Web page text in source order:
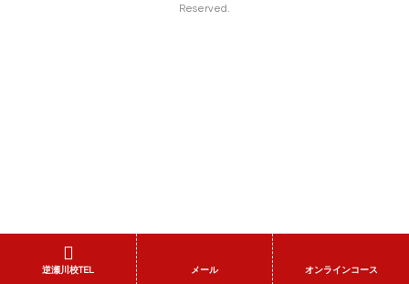
Reserved.
逆瀬川校TEL メール オンラインコース